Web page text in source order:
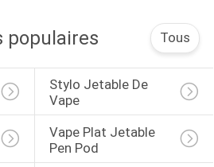
populaires Tous
Stylo Jetable De
Vape
Vape Plat Jetable
Pen Pod